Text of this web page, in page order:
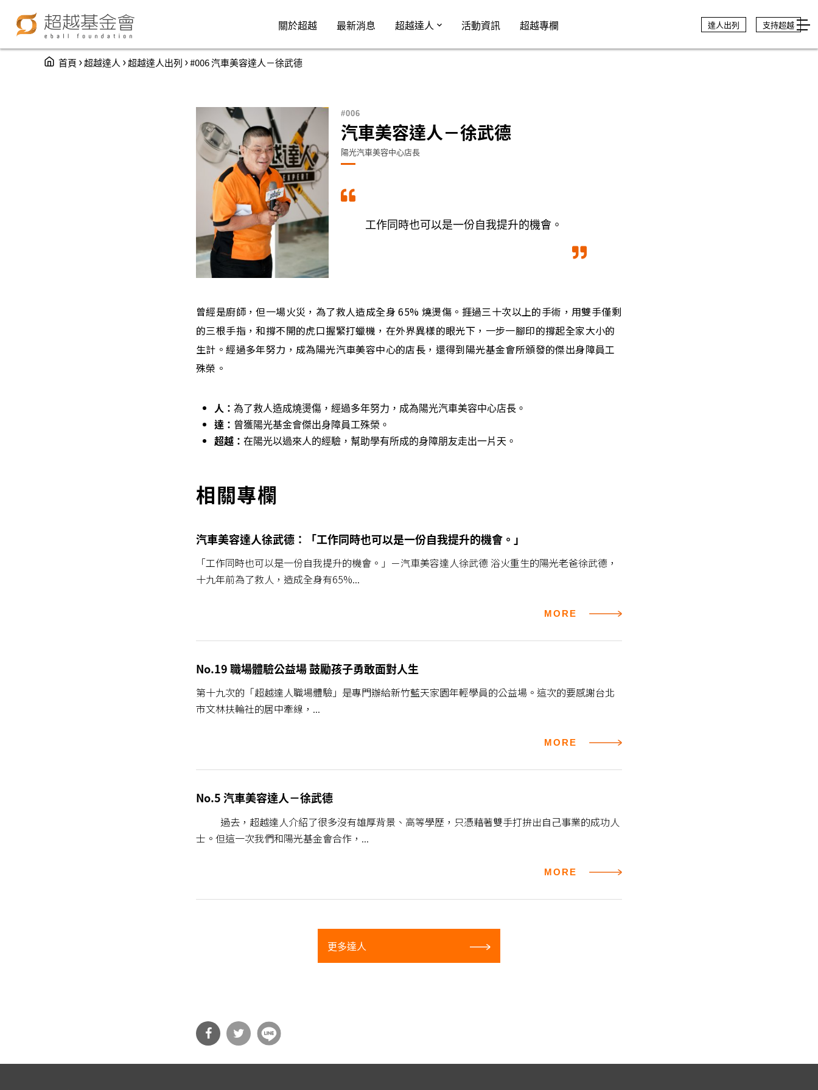
You are here
首頁 ›超越達人 ›超越達人出列 ›#006 汽車美容達人－徐武德
006
汽車美容達人－徐武德
陽光汽車美容中心店長
工作同時也可以是一份自我提升的機會。
曾經是廚師，但一場火災，為了救人造成全身 65% 燒燙傷。捱過三十次以上的手術，用雙手僅剩
的三根手指，和撐不開的虎口握緊打蠟機，在外界異樣的眼光下，一步一腳印的撐起全家大小的
生計。經過多年努力，成為陽光汽車美容中心的店長，還得到陽光基金會所頒發的傑出身障員工
殊榮。
人： 為了救人造成燒燙傷，經過多年努力，成為陽光汽車美容中心店長。
達： 曾獲陽光基金會傑出身障員工殊榮。
超越： 在陽光以過來人的經驗，幫助學有所成的身障朋友走出一片天。
相關專欄
汽車美容達人徐武德：「工作同時也可以是一份自我提升的機會。」
「工作同時也可以是一份自我提升的機會。」－汽車美容達人徐武德 浴火重生的陽光老爸徐武德，
十九年前為了救人，造成全身有65%...
MORE
No.19 職場體驗公益場 鼓勵孩子勇敢面對人生
第十九次的「超越達人職場體驗」是專門辦給新竹藍天家園年輕學員的公益場。這次的要感謝台北
市文林扶輪社的居中牽線，...
MORE
No.5 汽車美容達人－徐武德
過去，超越達人介紹了很多沒有雄厚背景、高等學歷，只憑藉著雙手打拚出自己事業的成功人
士。但這一次我們和陽光基金會合作，...
MORE
更多達人
關於超越 最新消息 超越達人 活動資訊 超越專欄 達人出列 支持超越